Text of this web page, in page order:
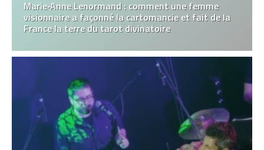
Marie‑Anne Lenormand : comment une femme
visionnaire a façonné la cartomancie et fait de la
France la terre du tarot divinatoire